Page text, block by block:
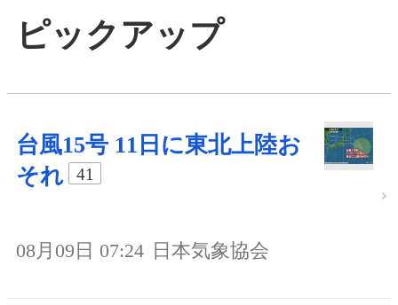
ピックアップ
台風15号 11日に東北上陸お
それ
41
08月09日 07:24 日本気象協会